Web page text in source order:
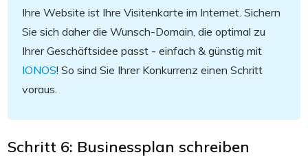
Ihre Website ist Ihre Visitenkarte im Internet. Sichern
Sie sich daher die Wunsch-Domain, die optimal zu
Ihrer Geschäftsidee passt - einfach & günstig mit
IONOS! So sind Sie Ihrer Konkurrenz einen Schritt
voraus.
Schritt 6: Businessplan schreiben